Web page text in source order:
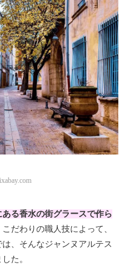
る香水の街グラースで作ら
だわりの職人技によって、
、そんなジャンヌアルテス
た。